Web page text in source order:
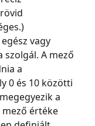
egész vagy
A mező
a
0 és 10 közötti
a
mező értéke